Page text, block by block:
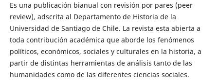
Es una publicación bianual con revisión por pares (peer
review), adscrita al Departamento de Historia de la
Universidad de Santiago de Chile. La revista esta abierta a
toda contribución académica que aborde los fenómenos
políticos, económicos, sociales y culturales en la historia, a
partir de distintas herramientas de análisis tanto de las
humanidades como de las diferentes ciencias sociales.